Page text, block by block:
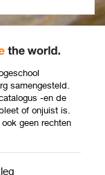
kwaliteit
samengesteld.
-en de
of onjuist is.
geen rechten